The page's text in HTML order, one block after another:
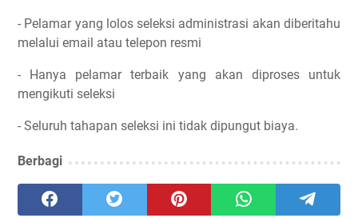
- Pelamar yang lolos seleksi administrasi akan diberitahu
melalui email atau telepon resmi
- Hanya pelamar terbaik yang akan diproses untuk
mengikuti seleksi
- Seluruh tahapan seleksi ini tidak dipungut biaya.
Berbagi